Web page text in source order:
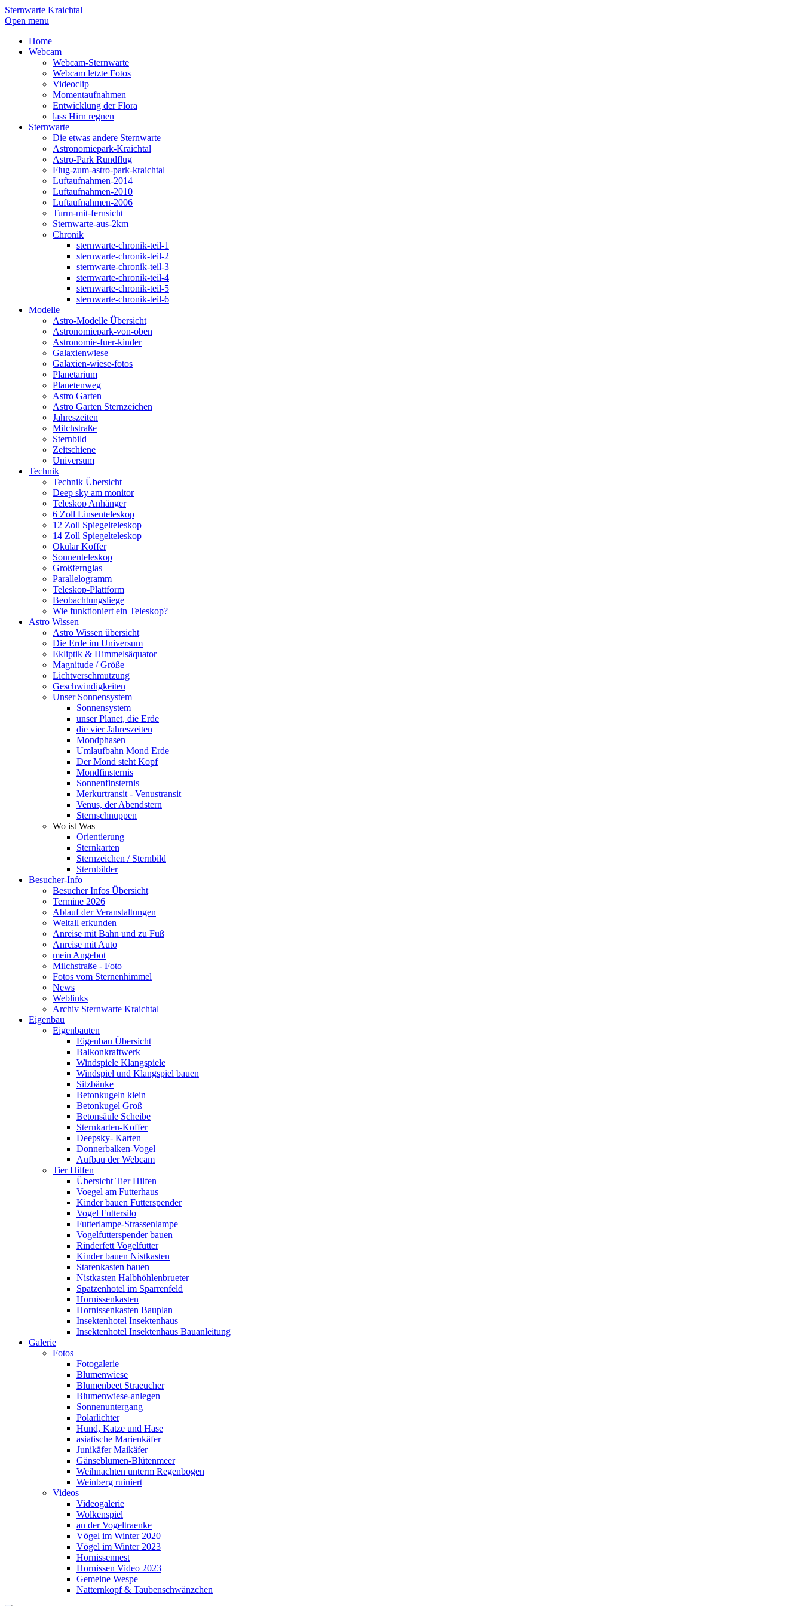
Sternwarte Kraichtal
Open menu
Home
Webcam
Webcam-Sternwarte
Webcam letzte Fotos
Videoclip
Momentaufnahmen
Entwicklung der Flora
lass Hirn regnen
Sternwarte
Die etwas andere Sternwarte
Astronomiepark-Kraichtal
Astro-Park Rundflug
Flug-zum-astro-park-kraichtal
Luftaufnahmen-2014
Luftaufnahmen-2010
Luftaufnahmen-2006
Turm-mit-fernsicht
Sternwarte-aus-2km
Chronik
sternwarte-chronik-teil-1
sternwarte-chronik-teil-2
sternwarte-chronik-teil-3
sternwarte-chronik-teil-4
sternwarte-chronik-teil-5
sternwarte-chronik-teil-6
Modelle
Astro-Modelle Übersicht
Astronomiepark-von-oben
Astronomie-fuer-kinder
Galaxienwiese
Galaxien-wiese-fotos
Planetarium
Planetenweg
Astro Garten
Astro Garten Sternzeichen
Jahreszeiten
Milchstraße
Sternbild
Zeitschiene
Universum
Technik
Technik Übersicht
Deep sky am monitor
Teleskop Anhänger
6 Zoll Linsenteleskop
12 Zoll Spiegelteleskop
14 Zoll Spiegelteleskop
Okular Koffer
Sonnenteleskop
Großfernglas
Parallelogramm
Teleskop-Plattform
Beobachtungsliege
Wie funktioniert ein Teleskop?
Astro Wissen
Astro Wissen übersicht
Die Erde im Universum
Ekliptik & Himmelsäquator
Magnitude / Größe
Lichtverschmutzung
Geschwindigkeiten
Unser Sonnensystem
Sonnensystem
unser Planet, die Erde
die vier Jahreszeiten
Mondphasen
Umlaufbahn Mond Erde
Der Mond steht Kopf
Mondfinsternis
Sonnenfinsternis
Merkurtransit - Venustransit
Venus, der Abendstern
Sternschnuppen
Wo ist Was
Orientierung
Sternkarten
Sternzeichen / Sternbild
Sternbilder
Besucher-Info
Besucher Infos Übersicht
Termine 2026
Ablauf der Veranstaltungen
Weltall erkunden
Anreise mit Bahn und zu Fuß
Anreise mit Auto
mein Angebot
Milchstraße - Foto
Fotos vom Sternenhimmel
News
Weblinks
Archiv Sternwarte Kraichtal
Eigenbau
Eigenbauten
Eigenbau Übersicht
Balkonkraftwerk
Windspiele Klangspiele
Windspiel und Klangspiel bauen
Sitzbänke
Betonkugeln klein
Betonkugel Groß
Betonsäule Scheibe
Sternkarten-Koffer
Deepsky- Karten
Donnerbalken-Vogel
Aufbau der Webcam
Tier Hilfen
Übersicht Tier Hilfen
Voegel am Futterhaus
Kinder bauen Futterspender
Vogel Futtersilo
Futterlampe-Strassenlampe
Vogelfutterspender bauen
Rinderfett Vogelfutter
Kinder bauen Nistkasten
Starenkasten bauen
Nistkasten Halbhöhlenbrueter
Spatzenhotel im Sparrenfeld
Hornissenkasten
Hornissenkasten Bauplan
Insektenhotel Insektenhaus
Insektenhotel Insektenhaus Bauanleitung
Galerie
Fotos
Fotogalerie
Blumenwiese
Blumenbeet Straeucher
Blumenwiese-anlegen
Sonnenuntergang
Polarlichter
Hund, Katze und Hase
asiatische Marienkäfer
Junikäfer Maikäfer
Gänseblumen-Blütenmeer
Weihnachten unterm Regenbogen
Weinberg ruiniert
Videos
Videogalerie
Wolkenspiel
an der Vogeltraenke
Vögel im Winter 2020
Vögel im Winter 2023
Hornissennest
Hornissen Video 2023
Gemeine Wespe
Natternkopf & Taubenschwänzchen